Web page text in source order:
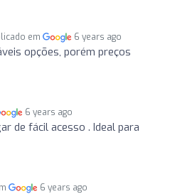
em 6 years ago
opções, porém preços
6 years ago
de fácil acesso . Ideal para
6 years ago